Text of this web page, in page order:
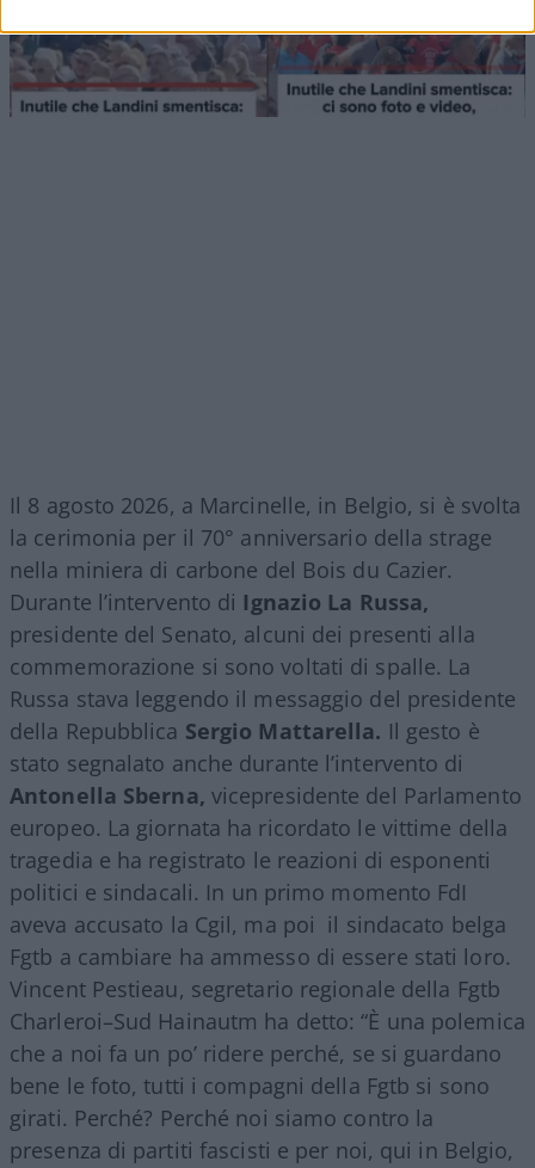
Il 8 agosto 2026, a Marcinelle, in Belgio, si è svolta
la cerimonia per il 70° anniversario della strage
nella miniera di carbone del Bois du Cazier.
Durante l’intervento di Ignazio La Russa,
presidente del Senato, alcuni dei presenti alla
commemorazione si sono voltati di spalle. La
Russa stava leggendo il messaggio del presidente
della Repubblica Sergio Mattarella. Il gesto è
stato segnalato anche durante l’intervento di
Antonella Sberna, vicepresidente del Parlamento
europeo. La giornata ha ricordato le vittime della
tragedia e ha registrato le reazioni di esponenti
politici e sindacali. In un primo momento FdI
aveva accusato la Cgil, ma poi il sindacato belga
Fgtb a cambiare ha ammesso di essere stati loro.
Vincent Pestieau, segretario regionale della Fgtb
Charleroi–Sud Hainautm ha detto: “È una polemica
che a noi fa un po’ ridere perché, se si guardano
bene le foto, tutti i compagni della Fgtb si sono
girati. Perché? Perché noi siamo contro la
presenza di partiti fascisti e per noi, qui in Belgio,